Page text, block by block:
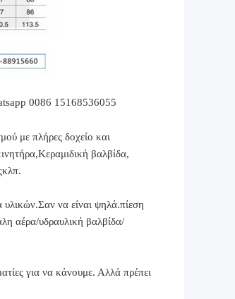
0086 15168536055
με πλήρες δοχείο και
Κεραμιδική βαλβίδα,
κλπ.
υλικών.Σαν να είναι ψηλά.πίεση
αέρα/υδραυλική βαλβίδα/
για να κάνουμε. Αλλά πρέπει